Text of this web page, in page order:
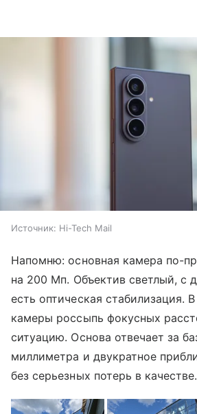
Источник: Hi-Tech Mail
Напомню: основная камера по-
на 200 Мп. Объектив светлый, с
есть оптическая стабилизация.
камеры россыпь фокусных
ситуацию. Основа отвечает за
миллиметра и двукратное
без серьезных потерь в качестве.